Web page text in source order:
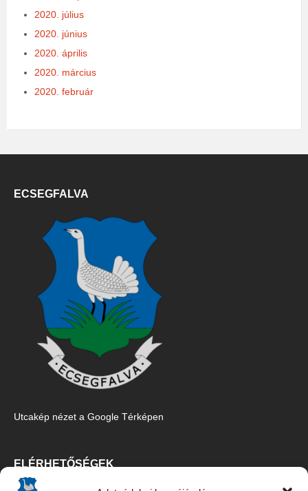
2020. július
2020. június
2020. április
2020. március
2020. február
ECSEGFALVA
Utcakép nézet a Google Térképen
ELÉRHETŐSÉGEK